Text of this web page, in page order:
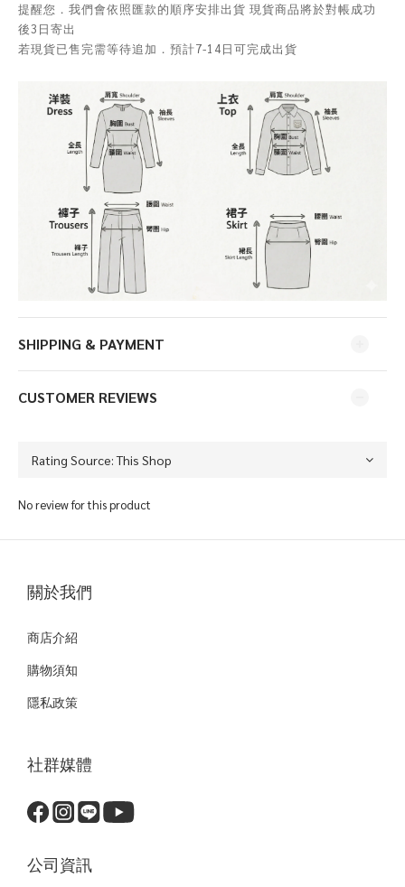
提醒您．我們會依照匯款的順序安排出貨 現貨商品將於對帳成功
後3日寄出
若現貨已售完需等待追加．預計7-14日可完成出貨
SHIPPING & PAYMENT
CUSTOMER REVIEWS
No review for this product
關於我們
商店介紹
購物須知
隱私政策
社群媒體
公司資訊